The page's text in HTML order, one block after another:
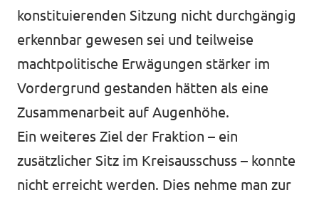
konstituierenden Sitzung nicht durchgängig
erkennbar gewesen sei und teilweise
machtpolitische Erwägungen stärker im
Vordergrund gestanden hätten als eine
Zusammenarbeit auf Augenhöhe.
Ein weiteres Ziel der Fraktion – ein
zusätzlicher Sitz im Kreisausschuss – konnte
nicht erreicht werden. Dies nehme man zur